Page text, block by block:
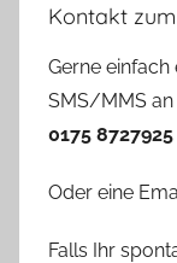
Kontakt
Gerne
SMS/MMS an
0175 8727925
Oder eine
Falls Ihr